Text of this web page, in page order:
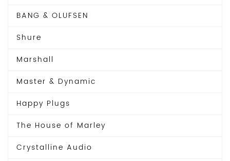
BANG & OLUFSEN
Shure
Marshall
Master & Dynamic
Happy Plugs
The House of Marley
Crystalline Audio